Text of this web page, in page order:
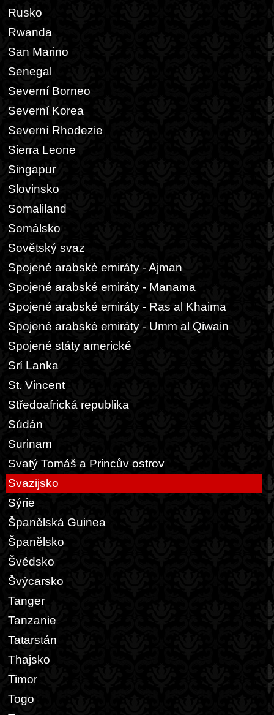
Rusko
Rwanda
San Marino
Senegal
Severní Borneo
Severní Korea
Severní Rhodezie
Sierra Leone
Singapur
Slovinsko
Somaliland
Somálsko
Sovětský svaz
Spojené arabské emiráty - Ajman
Spojené arabské emiráty - Manama
Spojené arabské emiráty - Ras al Khaima
Spojené arabské emiráty - Umm al Qiwain
Spojené státy americké
Srí Lanka
St. Vincent
Středoafrická republika
Súdán
Surinam
Svatý Tomáš a Princův ostrov
Svazijsko
Sýrie
Španělská Guinea
Španělsko
Švédsko
Švýcarsko
Tanger
Tanzanie
Tatarstán
Thajsko
Timor
Togo